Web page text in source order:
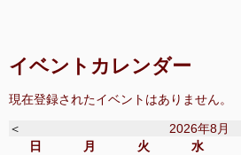
イベントカレンダー
現在登録されたイベントはありません。
＜ 2026年8月
日
月 火 水